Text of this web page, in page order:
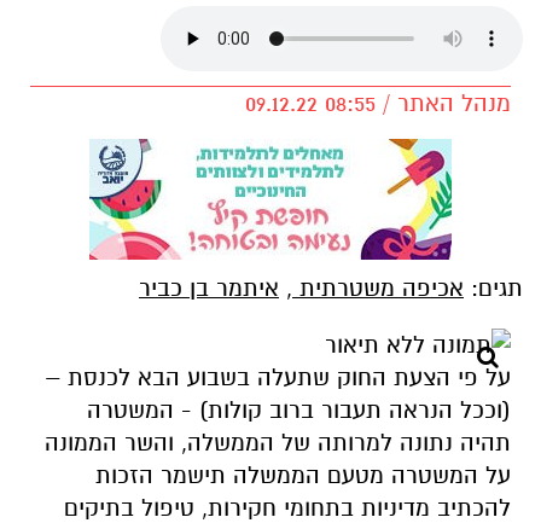
מנהל האתר / 08:55 09.12.22
תגים: אכיפה משטרתית , איתמר בן כביר
על פי הצעת החוק שתעלה בשבוע הבא לכנסת –
(וככל הנראה תעבור ברוב קולות) - המשטרה
תהיה נתונה למרותה של הממשלה, והשר הממונה
על המשטרה מטעם הממשלה תישמר הזכות
להכתיב מדיניות בתחומי חקירות, טיפול בתיקים